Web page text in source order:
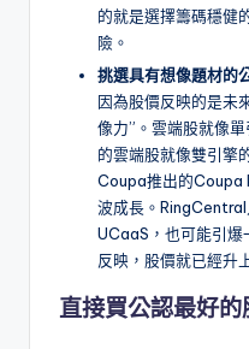
的就是選擇籌碼穩健
險。
挑選具有想像題材的
因為股價反映的是未
像力”。雲端股就像
的雲端股就像雙引擎
Coupa推出的Coupa
波成長。
UCaaS，也可能引爆
反映，股價就已經升
直接買公認最好的